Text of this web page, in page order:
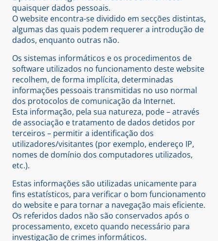
quaisquer dados pessoais.
O website encontra-se dividido em secções distintas,
algumas das quais podem requerer a introdução de
dados, enquanto outras não.
Os sistemas informáticos e os procedimentos de
software utilizados no funcionamento deste website
recolhem, de forma implícita, determinadas
informações pessoais transmitidas no uso normal
dos protocolos de comunicação da Internet.
Esta informação, pela sua natureza, pode – através
de associação e tratamento de dados detidos por
terceiros – permitir a identificação dos
utilizadores/visitantes (por exemplo, endereço IP,
nomes de domínio dos computadores utilizados,
etc.).
Estas informações são utilizadas unicamente para
fins estatísticos, para verificar o bom funcionamento
do website e para tornar a navegação mais eficiente.
Os referidos dados não são conservados após o
processamento, exceto quando necessário para
investigação de crimes informáticos.